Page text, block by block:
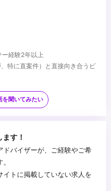
ー経験2年以上
特に直案件）と直接向き合うビ
善策を考えることができる方
とが好きな方（クライアントに
を聞いてみたい
す！
ドバイザーが、ご経験やご希
トに掲載していない求人を